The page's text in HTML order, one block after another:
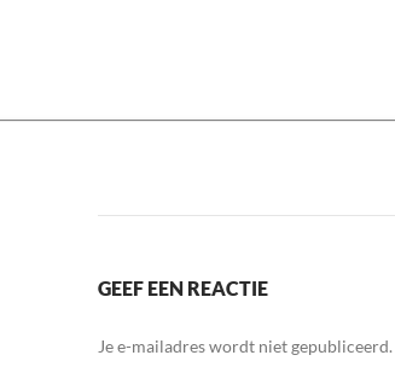
GEEF EEN REACTIE
Je e-mailadres wordt niet gepubliceerd.